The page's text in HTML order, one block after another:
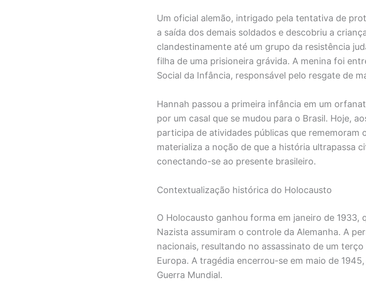
Um oficial alemão, intrigado pela tentativa de
a saída dos demais soldados e descobriu a
clandestinamente até um grupo da resistência
filha de uma prisioneira grávida. A menina foi
Social da Infância, responsável pelo resgate de
Hannah passou a primeira infância em um
por um casal que se mudou para o Brasil. Hoje,
participa de atividades públicas que rememoram
materializa a noção de que a história ultrapassa
conectando-se ao presente brasileiro.
Contextualização histórica do Holocausto
O Holocausto ganhou forma em janeiro de 1933,
Nazista assumiram o controle da Alemanha. A
nacionais, resultando no assassinato de um
Europa. A tragédia encerrou-se em maio de
Guerra Mundial.